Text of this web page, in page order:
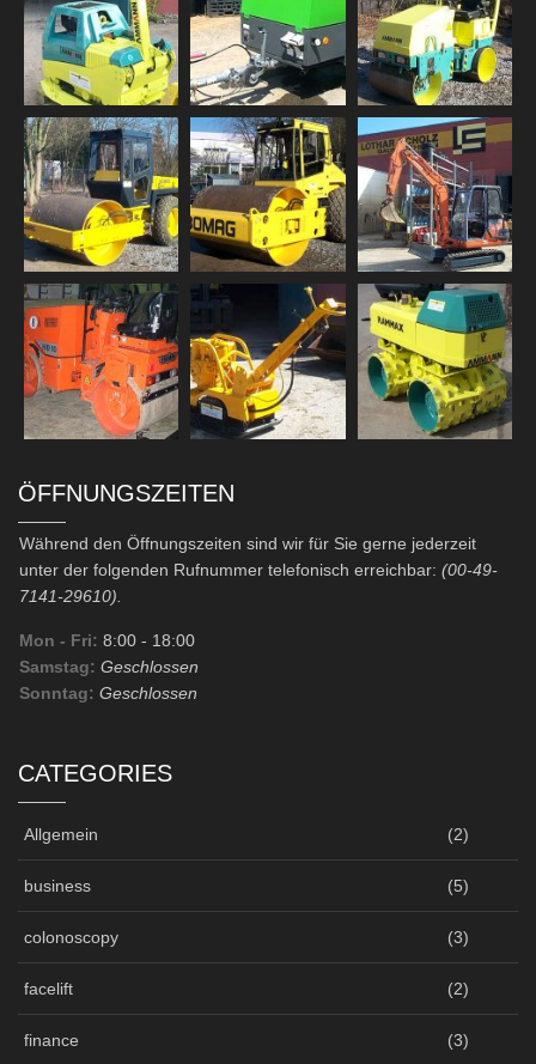
ÖFFNUNGSZEITEN
Während den Öffnungszeiten sind wir für Sie gerne jederzeit
unter der folgenden Rufnummer telefonisch erreichbar: (00-49-
7141-29610).
Mon - Fri: 8:00 - 18:00
Samstag: Geschlossen
Sonntag: Geschlossen
CATEGORIES
Allgemein (2)
business (5)
colonoscopy (3)
facelift (2)
finance (3)